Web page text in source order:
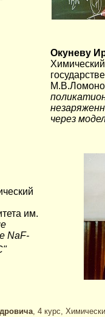
Окуневу
через
им.
NaF-
, 4 курс,